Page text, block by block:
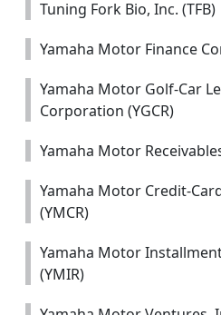
Tuning Fork Bio, Inc. (TFB)
Yamaha Motor Finance
Yamaha Motor Golf-Car
Corporation (YGCR)
Yamaha Motor
Yamaha Motor Credit-
(YMCR)
Yamaha Motor
(YMIR)